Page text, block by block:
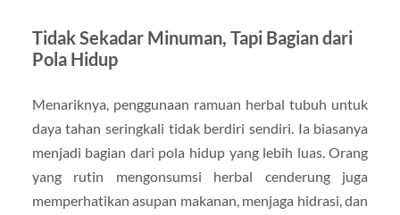
Tidak Sekadar Minuman, Tapi Bagian dari
Pola Hidup
Menariknya, penggunaan ramuan herbal tubuh untuk
daya tahan seringkali tidak berdiri sendiri. Ia biasanya
menjadi bagian dari pola hidup yang lebih luas. Orang
yang rutin mengonsumsi herbal cenderung juga
memperhatikan asupan makanan, menjaga hidrasi, dan